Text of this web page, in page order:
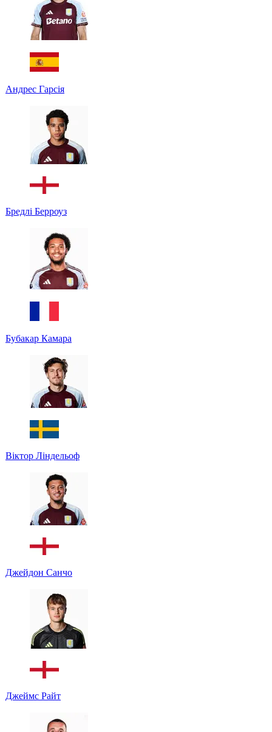
Андрес Гарсія
Бредлі Берроуз
Бубакар Камара
Віктор Ліндельоф
Джейдон Санчо
Джеймс Райт